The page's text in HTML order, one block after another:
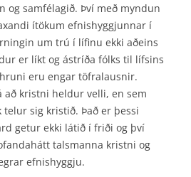
samfélagið. Því með myndun
ítökum efnishyggjunnar í
um trú í lífinu ekki aðeins
er líkt og ástríða fólks til lífsins
eru engar töfralausnir.
að kristni heldur velli, en sem
sig kristið. Það er þessi
getur ekki látið í friði og því
talsmanna kristni og
efnishyggju.